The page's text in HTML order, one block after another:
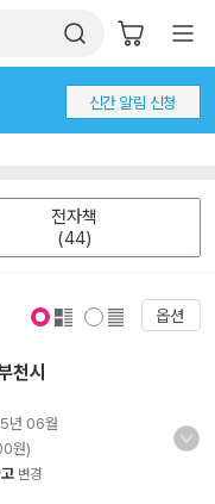
신간 알림 신청
전자책
(44)
옵션
천시
년 06월
원)
변경